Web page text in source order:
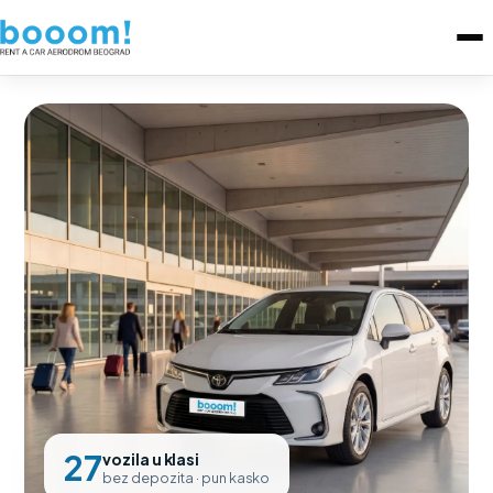
27vozila u klasi
bez depozita · pun kasko